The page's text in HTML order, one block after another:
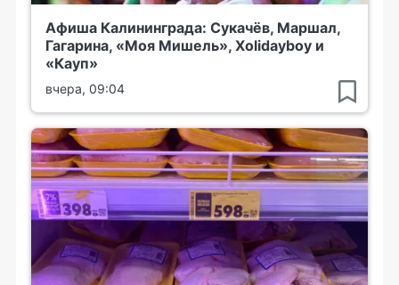
Афиша Калининграда: Сукачёв, Маршал,
Гагарина, «Моя Мишель», Xolidayboy и
«Кауп»
вчера, 09:04